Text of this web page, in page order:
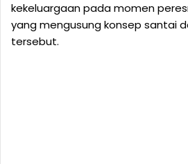
kekeluargaan pada momen
yang mengusung konsep santai
tersebut.